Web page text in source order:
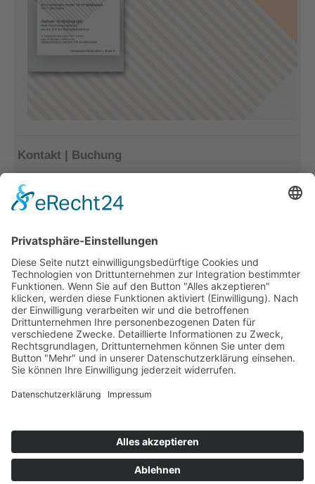
Kontakt | Buchung
Tel.: 033477–548940
info@archiv-heilpaedagogik.de
Kommende Veranstaltungen
INTERNATIONALES ARCHIV
FÜR HEILPÄDAGOGIK
Emil E. Kobi Institut
Platz der Jugend 4
info@archiv-heilpaedagogik.de
Öffnungszeiten: